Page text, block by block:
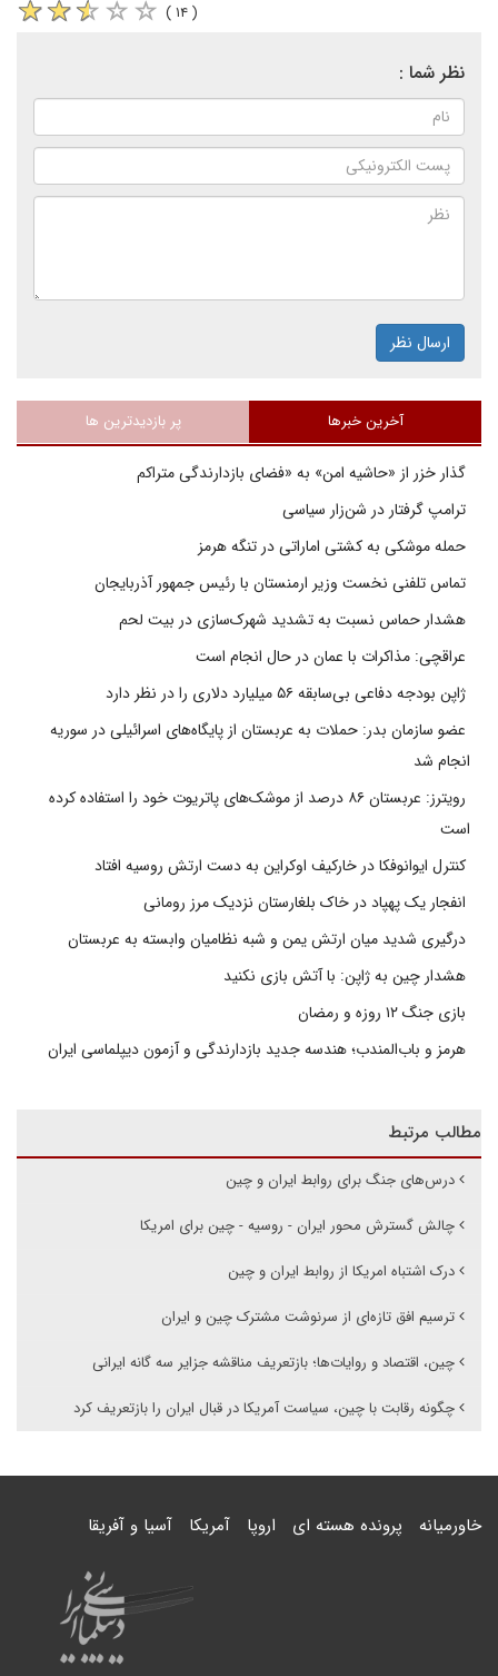
( ۱۴ )
نظر شما :
ارسال نظر
آخرین خبرها پر بازدیدترین ها
گذار خزر از «حاشیه امن» به «فضای بازدارندگی متراکم
ترامپ گرفتار در شن‌زار سیاسی
حمله موشکی به کشتی اماراتی در تنگه هرمز
تماس تلفنی نخست وزیر ارمنستان با رئیس جمهور آذربایجان
هشدار حماس نسبت به تشدید شهرک‌سازی در بیت‌ لحم
عراقچی: مذاکرات با عمان در حال انجام است
ژاپن بودجه دفاعی بی‌سابقه ۵۶ میلیارد دلاری را در نظر دارد
عضو سازمان بدر: حملات به عربستان از پایگاه‌های اسرائیلی در سوریه
انجام شد
رویترز: عربستان ۸۶ درصد از موشک‌های پاتریوت خود را استفاده کرده
است
کنترل ایوانوفکا در خارکیف اوکراین به دست ارتش روسیه افتاد
انفجار یک پهپاد در خاک بلغارستان نزدیک مرز رومانی
درگیری شدید میان ارتش یمن و شبه نظامیان وابسته به عربستان
هشدار چین به ژاپن: با آتش بازی نکنید
بازی جنگ ۱۲ روزه و رمضان
هرمز و باب‌المندب؛ هندسه جدید بازدارندگی و آزمون دیپلماسی ایران
مطالب مرتبط
درس‌های جنگ برای روابط ایران و چین
چالش گسترش محور ایران - روسیه - چین برای امریکا
درک اشتباه امریکا از روابط ایران و چین
ترسیم افق تازه‌ای از سرنوشت مشترک چین و ایران
چین، اقتصاد و روایات‌ها؛ بازتعریف مناقشه جزایر سه گانه ایرانی
چگونه رقابت با چین، سیاست آمریکا در قبال ایران را بازتعریف کرد
خاورمیانه پرونده هسته ای اروپا آمریکا آسیا و آفریقا